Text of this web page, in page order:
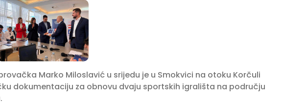
Marko Miloslavić u srijedu je u Smokvici na otoku Korčuli
dokumentaciju za obnovu dvaju sportskih igrališta na području